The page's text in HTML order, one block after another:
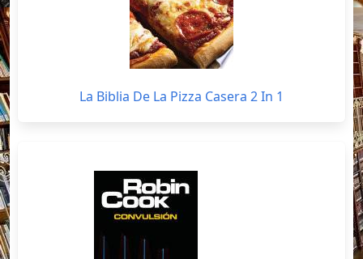
La Biblia De La Pizza Casera 2 In 1